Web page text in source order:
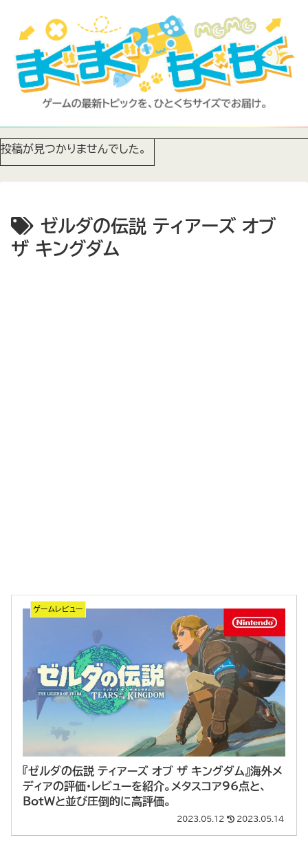
投稿が見つかりませんでした。
ゼルダの伝説 ティアーズ オブ
ザ キングダム
ゲームレビュー
『ゼルダの伝説 ティアーズ オブ ザ キングダム』海外メ
ディアの評価・レビューを紹介。メタスコア96点と、
BotWと並び圧倒的に高評価。
2023.05.12 2023.05.14